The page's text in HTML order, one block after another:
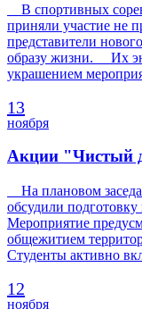
В спортивных
приняли участие не
представители
образу жизни. Их
украшением
13
ноября
Акции "Чистый
На плановом
обсудили
Мероприятие
общежитием
Студенты активно
12
ноября